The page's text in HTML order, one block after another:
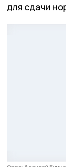
для сдачи